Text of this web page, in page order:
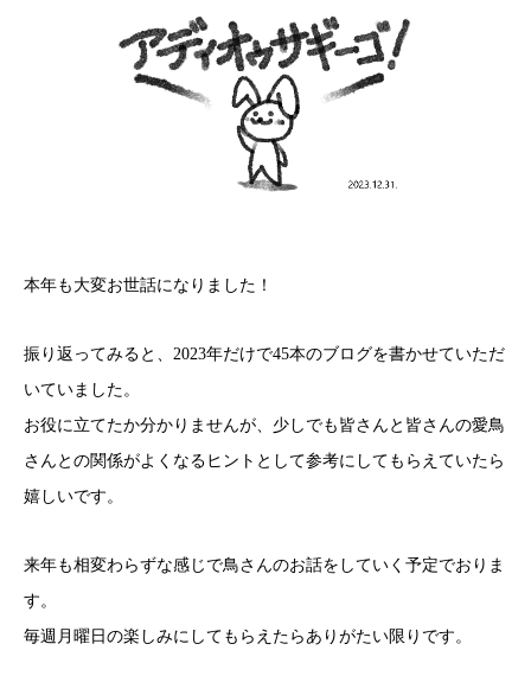
本年も大変お世話になりました！
振り返ってみると、2023年だけで45本のブログを書かせていただ
いていました。
お役に立てたか分かりませんが、少しでも皆さんと皆さんの愛鳥
さんとの関係がよくなるヒントとして参考にしてもらえていたら
嬉しいです。
来年も相変わらずな感じで鳥さんのお話をしていく予定でおりま
す。
毎週月曜日の楽しみにしてもらえたらありがたい限りです。